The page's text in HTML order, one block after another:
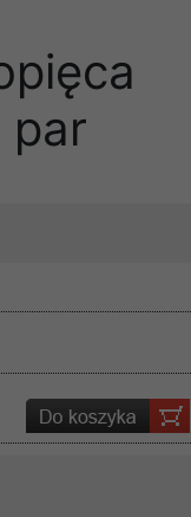
par